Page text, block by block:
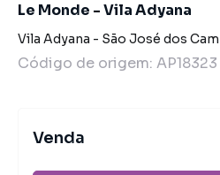
Le Monde - Vila Adyana
Vila Adyana - São José dos
Código de origem: AP18323
Venda